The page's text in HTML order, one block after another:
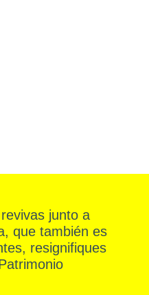
junto a
que también es
resignifiques